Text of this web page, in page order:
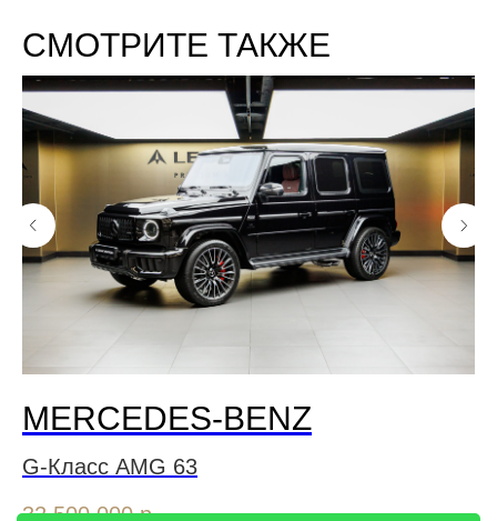
СМОТРИТЕ ТАКЖЕ
MERCEDES-BENZ
G-Класс AMG 63
32 500 000 р.